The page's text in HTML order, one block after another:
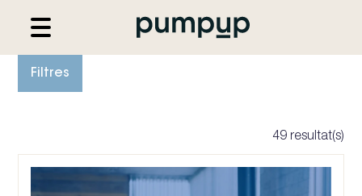
Filtres
49resultat(s)